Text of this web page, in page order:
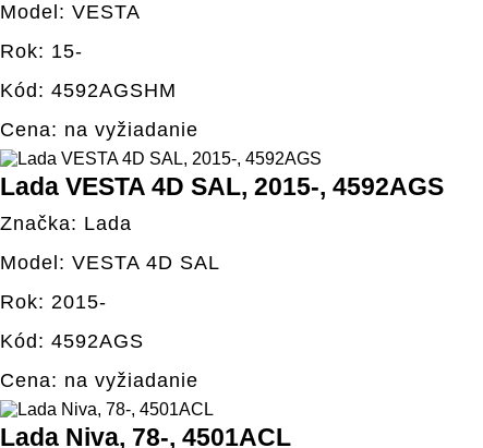
Model: VESTA
Rok: 15-
Kód: 4592AGSHM
Cena: na vyžiadanie
Lada VESTA 4D SAL, 2015-, 4592AGS
Značka: Lada
Model: VESTA 4D SAL
Rok: 2015-
Kód: 4592AGS
Cena: na vyžiadanie
Lada Niva, 78-, 4501ACL